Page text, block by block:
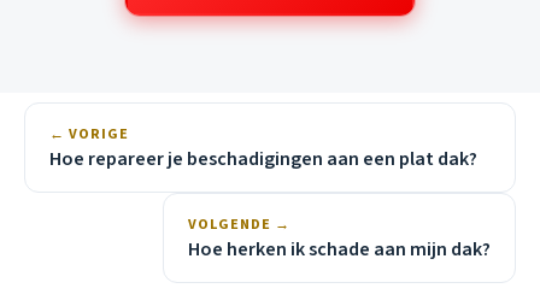
← VORIGE
Hoe repareer je beschadigingen aan een plat dak?
VOLGENDE →
Hoe herken ik schade aan mijn dak?